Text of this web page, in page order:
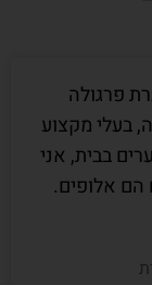
פרגולה
בעלי מקצוע
בבית, אני
הם אלופים.